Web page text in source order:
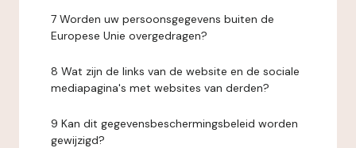
7 Worden uw persoonsgegevens buiten de
Europese Unie overgedragen?
8 Wat zijn de links van de website en de sociale
mediapagina's met websites van derden?
9 Kan dit gegevensbeschermingsbeleid worden
gewijzigd?